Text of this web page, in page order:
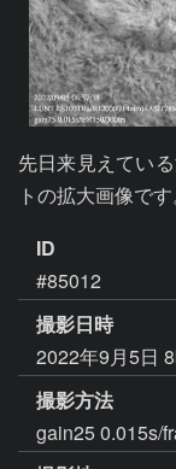
先日来見えてい
トの拡大画像です
ID
#85012
撮影日時
2022年9月5日
撮影方法
gain25 0.015s/